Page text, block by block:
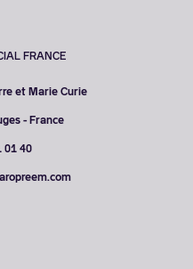
FRANCE
et Marie Curie
- France
01 40